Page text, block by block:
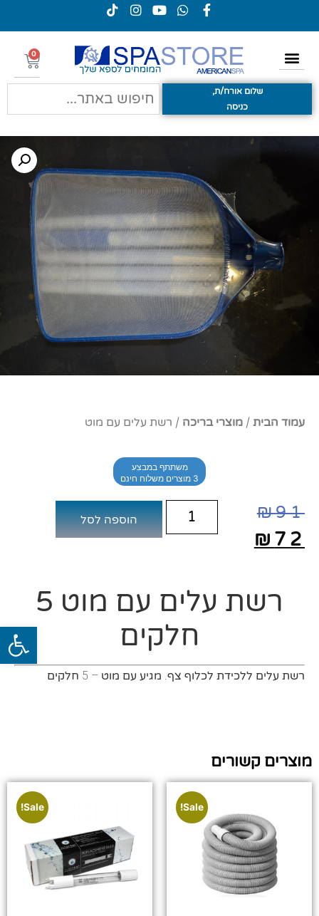
פתח
0
שלום אורח/ת,
כניסה
עמוד הבית / מוצרי בריכה / רשת עלים עם מוט
משתתף במבצע
3 מוצרים משלוח חינם
₪91
₪ 72
הוספה לסל
רשת עלים עם מוט 5
חלקים
רשת עלים ללכידת לכלוף צף. מגיע עם מוט – 5 חלקים
מוצרים קשורים
Sale!
Sale!